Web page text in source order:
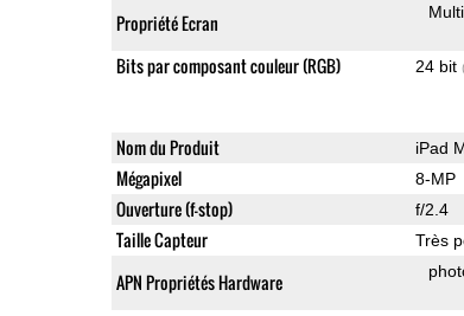
Propriété Ecran
Bits par composant couleur (RGB) 24 bit
Nom du Produit iPad
Mégapixel 8-MP
Ouverture (f-stop) f/2.4
Taille Capteur Très
APN Propriétés Hardware